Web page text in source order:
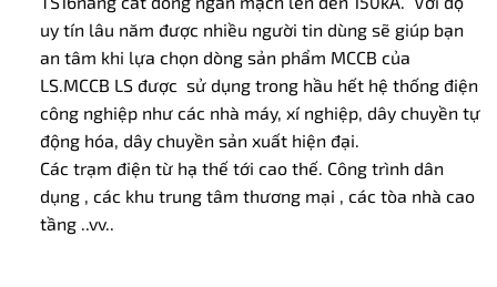
uy tín lâu năm được nhiều người tin dùng sẽ giúp bạn
an tâm khi lựa chọn dòng sản phẩm MCCB của
LS.MCCB LS được sử dụng trong hầu hết hệ thống điện
công nghiệp như các nhà máy, xí nghiệp, dây chuyền tự
động hóa, dây chuyền sản xuất hiện đại.
Các trạm điện từ hạ thế tới cao thế. Công trình dân
dụng , các khu trung tâm thương mại , các tòa nhà cao
tầng ..vv..